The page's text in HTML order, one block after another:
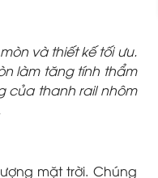
và thiết kế tối ưu.
làm tăng tính thẩm
của thanh rail nhôm
mặt trời. Chúng